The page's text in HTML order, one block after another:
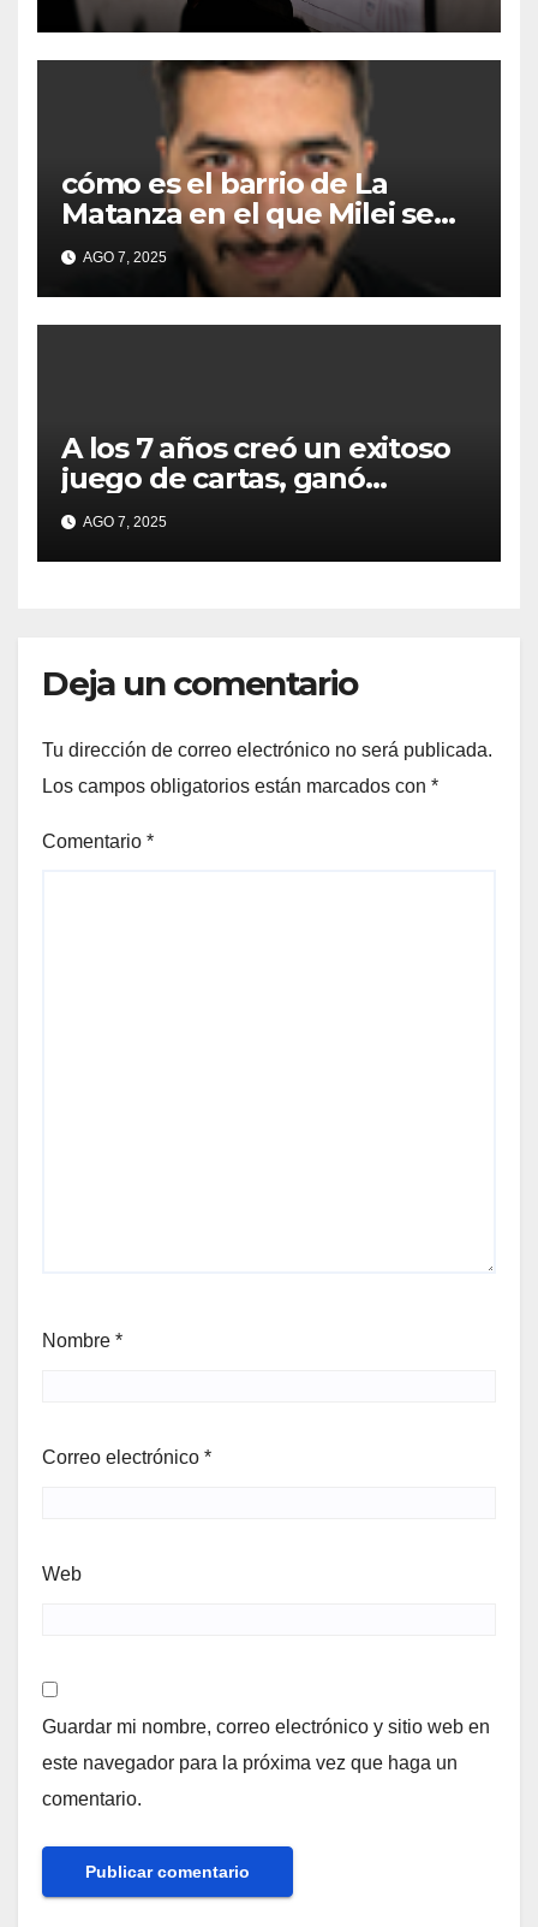
Matanza
cómo es el barrio de La
Matanza en el que Milei se
sacó la foto de lanzamiento
de campaña en provincia de
Buenos Aires
AGO 7, 2025
A los 7 años creó un exitoso
juego de cartas, ganó
millones y ahora vendió la
idea para cumplir su sueño
AGO 7, 2025
Deja un comentario
Tu dirección de correo electrónico no será publicada.
Los campos obligatorios están marcados con *
Comentario *
Nombre *
Correo electrónico *
Web
Guardar mi nombre, correo electrónico y sitio web en
este navegador para la próxima vez que haga un
comentario.